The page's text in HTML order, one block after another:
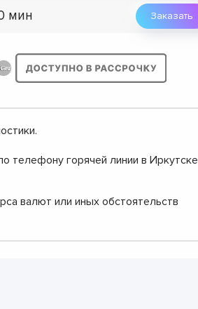
мин Заказать
телефону горячей линии в Иркутске
валют или иных обстоятельств